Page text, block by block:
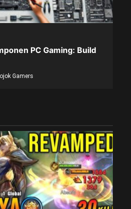
PC Gaming: Build
Gamers